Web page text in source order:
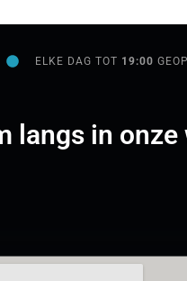
ELKE DAG TOT 19:00
langs in onze